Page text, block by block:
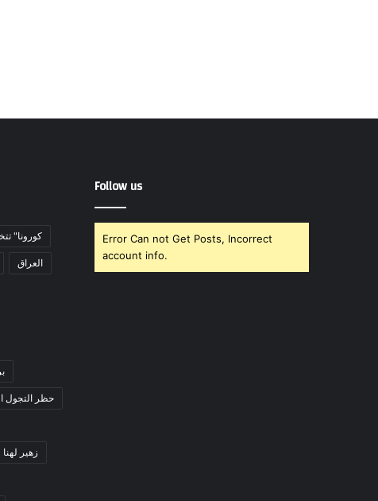
"كورونا" تتخطى عتبة 10
العراق
حظر التجول
زهير لهنا
Follow us
Error Can not Get Posts, Incorrect
account info.